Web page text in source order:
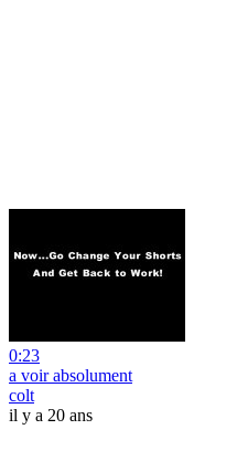
0:23
a voir absolument
colt
il y a 20 ans